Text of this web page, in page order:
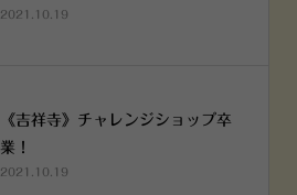
2021.10.19
《吉祥寺》チャレンジショップ卒
業！
2021.10.19